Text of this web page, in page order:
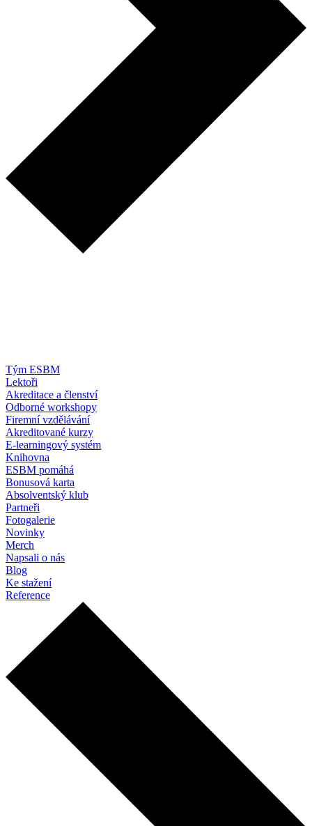
Tým ESBM
Lektoři
Akreditace a členství
Odborné workshopy
Firemní vzdělávání
Akreditované kurzy
E-learningový systém
Knihovna
ESBM pomáhá
Bonusová karta
Absolventský klub
Partneři
Fotogalerie
Novinky
Merch
Napsali o nás
Blog
Ke stažení
Reference